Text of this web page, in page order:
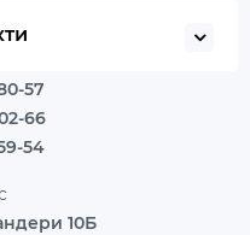
57
66
54
10Б